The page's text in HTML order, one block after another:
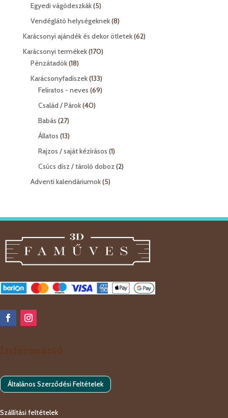
termék
Egyedi vágódeszkák 55
termék
Vendéglátó helységeknek 88
termék
Karácsonyi ajándék és dekor ötletek 6262
Karácsonyi termékek 170170
Pénzátadók 1818
termék
Karácsonyfadíszek 133133
termék
Feliratos - neves 6969
Család / Párok 4040
Babás 2727
termék
Állatos 1313
termék
Rajzos / saját kézírásos 11
termék
Csúcs dísz / tároló doboz 22
Adventi kalendáriumok 55
Információ
Általános Szerződési Feltételek
Szállítási feltételek